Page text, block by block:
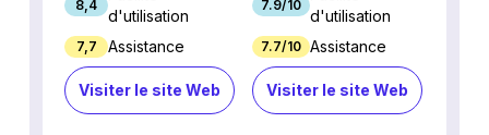
8,4
d'utilisation
7,7 Assistance
Visiter le site Web
7.9/10
d'utilisation
7.7/10 Assistance
Visiter le site Web